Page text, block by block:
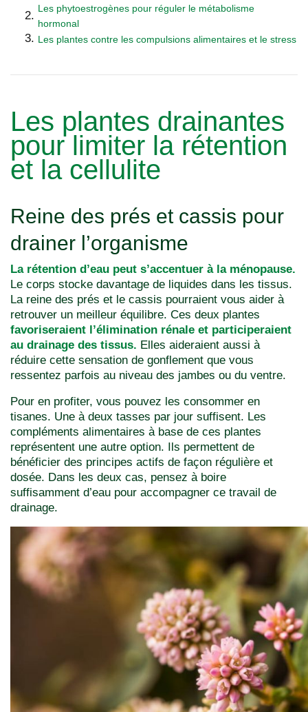
Les phytoestrogènes pour réguler le métabolisme
hormonal
Les plantes contre les compulsions alimentaires et le stress
Les plantes drainantes
pour limiter la rétention
et la cellulite
Reine des prés et cassis pour
drainer l’organisme
La rétention d’eau peut s’accentuer à la ménopause.
Le corps stocke davantage de liquides dans les tissus.
La reine des prés et le cassis pourraient vous aider à
retrouver un meilleur équilibre. Ces deux plantes
favoriseraient l’élimination rénale et participeraient
au drainage des tissus. Elles aideraient aussi à
réduire cette sensation de gonflement que vous
ressentez parfois au niveau des jambes ou du ventre.
Pour en profiter, vous pouvez les consommer en
tisanes. Une à deux tasses par jour suffisent. Les
compléments alimentaires à base de ces plantes
représentent une autre option. Ils permettent de
bénéficier des principes actifs de façon régulière et
dosée. Dans les deux cas, pensez à boire
suffisamment d’eau pour accompagner ce travail de
drainage.